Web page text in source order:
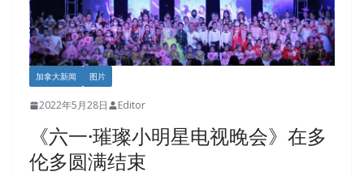
加拿大新闻 图片
2022年5月28日 Editor
《六一·璀璨小明星电视晚会》在多
伦多圆满结束